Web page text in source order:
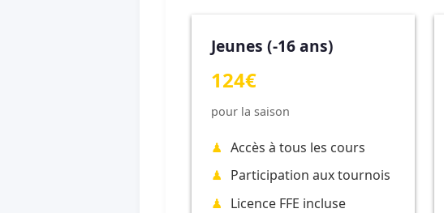
Jeunes (-16 ans)
124€
pour la saison
Accès à tous les cours
Participation aux tournois
Licence FFE incluse